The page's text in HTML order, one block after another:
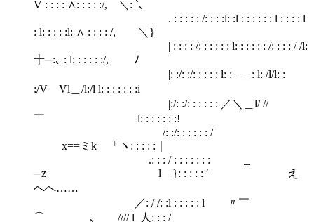
V : : : : ∧: : : : :/, ＼: `､
. : : : : : /: : : :l: :l : : : : : : l : : : : l
: l: : : : :l: ∧ : : : : /, ＼}
| : : : : /: : : : : : l: : : : : : /: : : : / /l:
十─:､ : l: : : : : :/, ﾉ
|: :/: :/: : : : : l: : _＿: l: /l/l: :
:/V Vl＿/l:/l l: : : : : : :i
|:/: :/: : : : : : ／＼＿l/ //
￣ l: : : : : : :!
/: :/: : : : : : /
x==ミk 「ヽ: : : : :｜
.: : : / : : : : : : : _
─z l }: : : : : ′ え
へへ……
／: / /: :l : : : : : l 〃￣
⌒ ､ //// l_人: : : /